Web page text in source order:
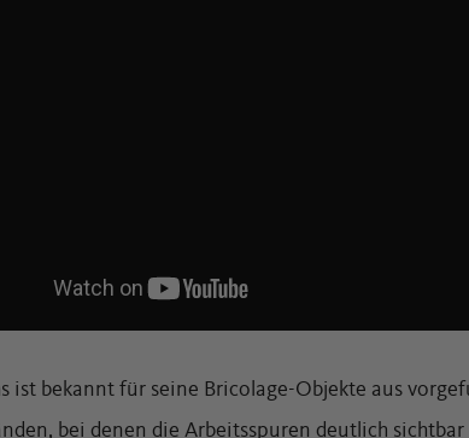
ist bekannt für seine Bricolage-Objekte aus
bei denen die Arbeitsspuren deutlich